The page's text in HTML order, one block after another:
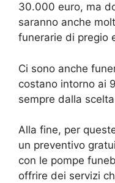
30.000 euro, ma
saranno anche
funerarie di pregio
Ci sono anche
costano intorno ai
sempre dalla
Alla fine, per
un preventivo
con le pompe
offrire dei servizi